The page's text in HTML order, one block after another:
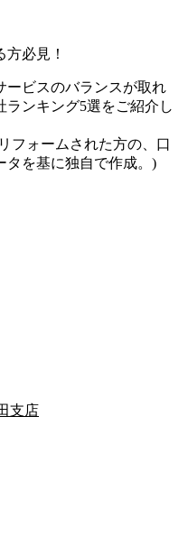
必見！
ービスのバランスが取れ
ンキング5選をご紹介し
フォームされた方の、口
タを基に独自で作成。)
支店